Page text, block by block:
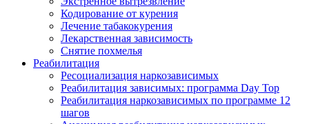
Кодирование от курения
Лечение табакокурения
Лекарственная зависимость
Снятие похмелья
Реабилитация
Ресоциализация наркозависимых
Реабилитация зависимых: программа Day Top
Реабилитация наркозависимых по программе 12
шагов